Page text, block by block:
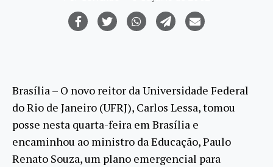
Brasília – O novo reitor da Universidade Federal
do Rio de Janeiro (UFRJ), Carlos Lessa, tomou
posse nesta quarta-feira em Brasília e
encaminhou ao ministro da Educação, Paulo
Renato Souza, um plano emergencial para